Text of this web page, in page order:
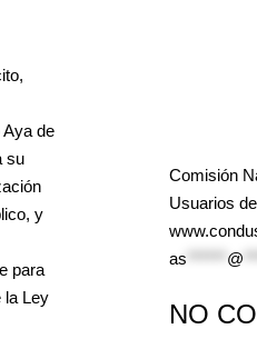
de
su
y
para
la Ley
Comisión
Usuarios
as
@
NO